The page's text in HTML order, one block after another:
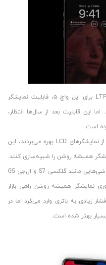
اپل در سال ۲۰۱۹ با استفاده از پنل‌های LTPO برای اپل واچ ۵، قابلیت نمایشگر
این قابلیت بعد از سال‌ها انتظار،
سال‌ها قبل که بیشتر گوشی‌های اندرویدی از نمایشگرهای LCD بهره می‌بردند، این
همیشه روشن را شبیه‌سازی کنند.
اما به غیر از این گوشی‌ها، در سال ۲۰۱۶ گوشی‌هایی مانند گلکسی S7 و ال‌جی G5
نمایشگر همیشه روشن راهی بازار
زیادی به باتری وارد می‌کرد اما در
بهتر شده است.